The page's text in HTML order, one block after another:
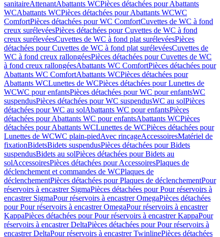
sanitaireAttenantAbattants WCPièces détachées pour Abattants
WCAbattants WCPièces détachées pour Abattants WCWC
ComfortPièces détachées pour WC ComfortCuvettes de WC à fond
creux surélevéesPièces détachées pour Cuvettes de WC à fond
creux surélevéesCuvettes de WC à fond plat surélevéesPièces
détachées pour Cuvettes de WC à fond plat surélevéesCuvettes de
WC à fond creux rallongéesPièces détachées pour Cuvettes de WC
à fond creux rallongéesAbattants WC ComfortPièces détachées pour
Abattants WC ComfortAbattants WCPièces détachées pour
Abattants WCLunettes de WCPièces détachées pour Lunettes de
WCWC pour enfantsPièces détachées pour WC pour enfantsWC
suspendusPièces détachées pour WC suspendusWC au solPièces
détachées pour WC au solAbattants WC pour enfantsPièces
détachées pour Abattants WC pour enfantsAbattants WCPièces
détachées pour Abattants WCLunettes de WCPièces détachées pour
Lunettes de WCWC plain-piedAvec rinçageAccessoiresMatériel de
fixationBidetsBidets suspendusPièces détachées pour Bidets
suspendusBidets au solPièces détachées pour Bidets au
solAccessoiresPièces détachées pour AccessoiresPlaques de
déclenchement et commandes de WCPlaques de
déclenchementPièces détachées pour Plaques de déclenchementPour
réservoirs à encastrer SigmaPièces détachées pour Pour réservoirs à
encastrer SigmaPour réservoirs à encastrer OmegaPièces détachées
pour Pour réservoirs à encastrer OmegaPour réservoirs à encastrer
KappaPièces détachées pour Pour réservoirs à encastrer KappaPour
réservoirs à encastrer DeltaPièces détachées pour Pour réservoirs à
encastrer DeltaPour réservoirs à encastrer TwinlinePièces détachées